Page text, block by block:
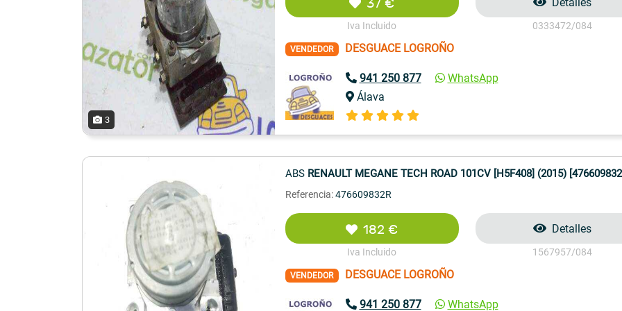
3
Iva Incluido 0333472/084
VENDEDOR DESGUACE LOGROÑO
941 250 877
WhatsApp
Álava
ABS RENAULT MEGANE TECH ROAD 101CV [H5F408] (2015)
Referencia: 476609832R
182 €
Iva Incluido
Detalles
1567957/084
VENDEDOR DESGUACE LOGROÑO
941 250 877 WhatsApp